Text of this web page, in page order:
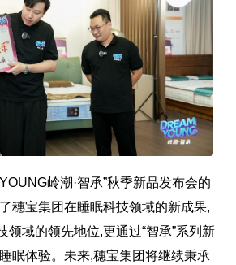
岭潮·智承”秋季新品发布会的
穗宝集团在睡眠科技领域的新成果,
领域的领先地位,更通过“智承”系列新
眠体验。未来,穗宝集团将继续秉承